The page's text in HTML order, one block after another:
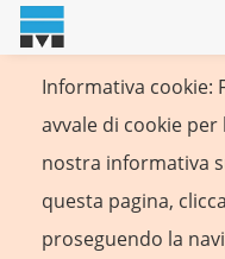
Informativa cookie:
avvale di cookie
nostra informativa
questa pagina,
proseguendo la